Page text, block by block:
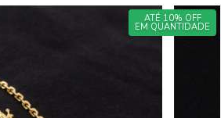
ATÉ 10% OFF
EM QUANTIDADE